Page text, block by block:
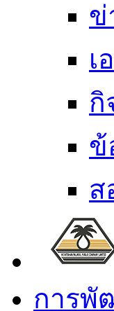
ข่
เ
กิ
ข้
ส
การพั